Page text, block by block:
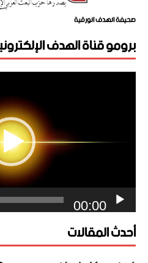
صحيفة الهدف الورقية
برومو قناة الهدف
مشغل
00:00
أحدث المقالات